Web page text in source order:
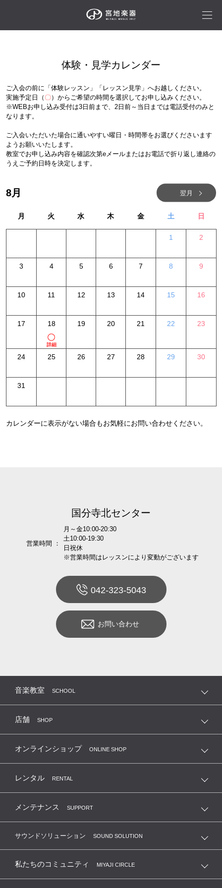
体験・見学カレンダー
ご入会の前に「体験レッスン」「レッスン見学」へお越しください。
実施予定日（ 〇）からご希望の時間を選択してお申し込みください。
※WEBお申し込み受付は3日前まで、2日前～当日までは電話受付のみと
なります。
ご入会いただいた場合に通いやすい曜日・時間帯をお選びくださいます
ようお願いいたします。
教室でお申し込み内容を確認次第eメールまたはお電話で折り返し連絡の
うえご予約日時を決定します。
8月 翌月
月 火 水 木 金 土 日
1 2
3 4 5 6 7 8 9
10 11 12 13 14 15 16
17 18
詳細
19 20 21 22 23
24 25 26 27 28 29 30
31
カレンダーに表示がない場合もお気軽にお問い合わせください。
国分寺北センター
営業時間 ：
月～金10:00-20:30
土10:00-19:30
日祝休
※営業時間はレッスンにより変動がございます
042-323-5043
お問い合わせ
音楽教室 SCHOOL
店舗 SHOP
オンラインショップ ONLINE SHOP
レンタル RENTAL
メンテナンス SUPPORT
サウンドソリューション SOUND SOLUTION
私たちのコミュニティ MIYAJI CIRCLE